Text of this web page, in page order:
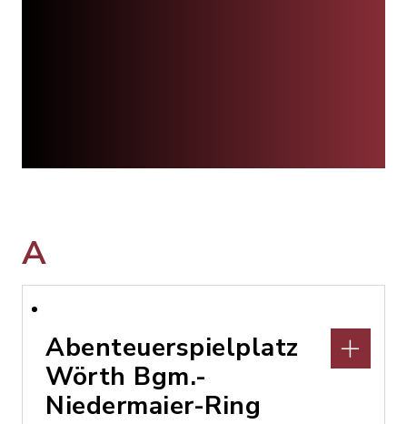
A
Abenteuerspielplatz
Wörth Bgm.-
Niedermaier-Ring